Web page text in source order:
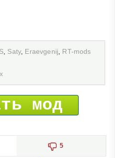
, Saty, Eraevgenij, RT-mods
мод
5